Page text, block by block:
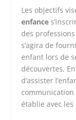
Les objectifs
enfance
des
s’agira de
enfant lors de
découvertes.
d’assister
établie avec